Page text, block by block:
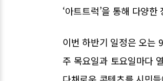
‘아트트럭’을 통해 다양
이번 하반기 일정은 오는
주 목요일과 토요일마다